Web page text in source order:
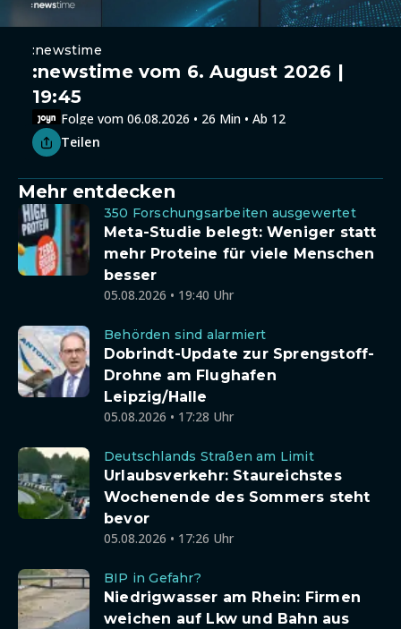
:newstime
:newstime vom 6. August 2026 |
19:45
Folge vom 06.08.2026 • 26 Min • Ab 12
Teilen
Mehr entdecken
350 Forschungsarbeiten ausgewertet
Meta-Studie belegt: Weniger statt
mehr Proteine für viele Menschen
besser
05.08.2026 • 19:40 Uhr
Behörden sind alarmiert
Dobrindt-Update zur Sprengstoff-
Drohne am Flughafen
Leipzig/Halle
05.08.2026 • 17:28 Uhr
Deutschlands Straßen am Limit
Urlaubsverkehr: Staureichstes
Wochenende des Sommers steht
bevor
05.08.2026 • 17:26 Uhr
BIP in Gefahr?
Niedrigwasser am Rhein: Firmen
weichen auf Lkw und Bahn aus